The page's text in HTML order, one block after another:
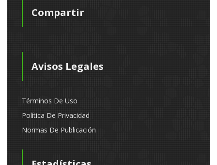
Compartir
Avisos Legales
Términos De Uso
Política De Privacidad
Normas De Publicación